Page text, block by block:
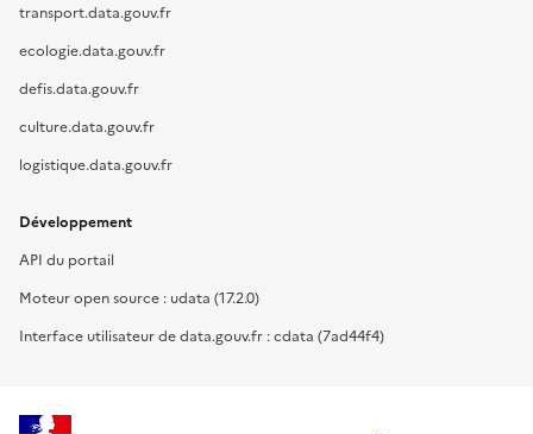
transport.data.gouv.fr
ecologie.data.gouv.fr
defis.data.gouv.fr
culture.data.gouv.fr
logistique.data.gouv.fr
Développement
API du portail
Moteur open source : udata (17.2.0)
Interface utilisateur de data.gouv.fr : cdata (7ad44f4)